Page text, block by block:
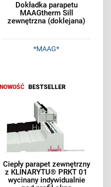
Dokładka parapetu
MAAGtherm Sill
zewnętrzna (doklejana)
*MAAG*
Ciepły parapet zewnętrzny
z KLINARYTU® PRKT 01
wycinany indywidualnie
NOWOŚĆ BESTSELLER